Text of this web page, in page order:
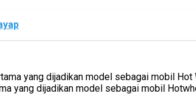
yang dijadikan model sebagai mobil